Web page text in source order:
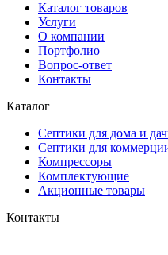
Каталог товаров
Услуги
О компании
Портфолио
Вопрос-ответ
Контакты
Каталог
Септики для дома и
Септики для
Компрессоры
Комплектующие
Акционные товары
Контакты